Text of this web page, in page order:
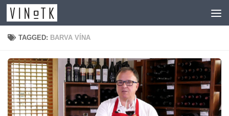
Skip to content
TAGGED: BARVA VÍNA